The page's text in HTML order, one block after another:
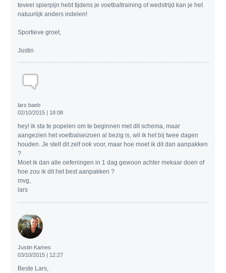
teveel spierpijn hebt tijdens je voetbaltraining of wedstrijd kan je het
natuurlijk anders indelen!
Sportieve groet,
Justin
lars baeb
02/10/2015 | 18:08
hey! ik sta te popelen om te beginnen met dit schema, maar
aangezien het voetbalseizoen al bezig is, wil ik het bij twee dagen
houden. Je stelt dit zelf ook voor, maar hoe moet ik dit dan aanpakken
?
Moet ik dan alle oefeningen in 1 dag gewoon achter mekaar doen of
hoe zou ik dit het best aanpakken ?
mvg,
lars
Justin Kames
03/10/2015 | 12:27
Beste Lars,